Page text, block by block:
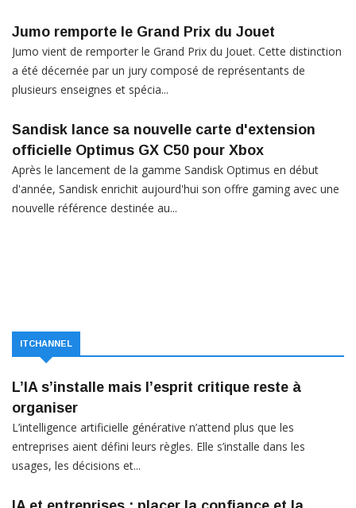
Jumo remporte le Grand Prix du Jouet
Jumo vient de remporter le Grand Prix du Jouet. Cette distinction
a été décernée par un jury composé de représentants de
plusieurs enseignes et spécia...
Sandisk lance sa nouvelle carte d'extension
officielle Optimus GX C50 pour Xbox
Après le lancement de la gamme Sandisk Optimus en début
d'année, Sandisk enrichit aujourd'hui son offre gaming avec une
nouvelle référence destinée au...
ITCHANNEL
L’IA s’installe mais l’esprit critique reste à
organiser
L’intelligence artificielle générative n’attend plus que les
entreprises aient défini leurs règles. Elle s’installe dans les
usages, les décisions et...